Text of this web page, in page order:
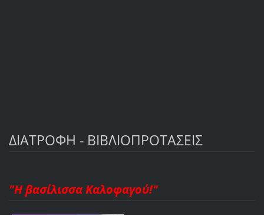
ΔΙΑΤΡΟΦΗ - ΒΙΒΛΙΟΠΡΟΤΑΣΕΙΣ
"Η βασίλισσα Καλοφαγού!"